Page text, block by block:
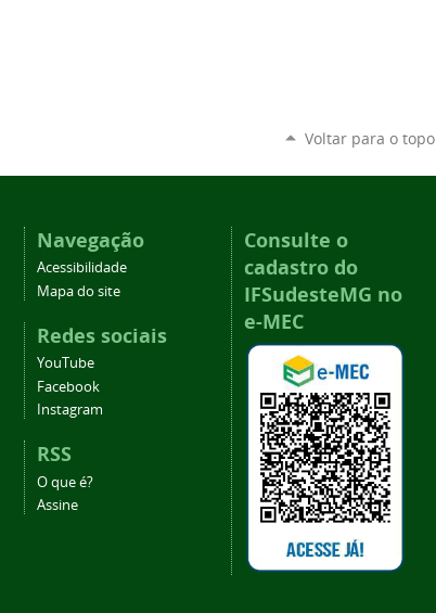
Voltar para o topo
Navegação
Acessibilidade
Mapa do site
Redes sociais
YouTube
Facebook
Instagram
RSS
O que é?
Assine
Consulte o
cadastro do
IFSudesteMG no
e-MEC